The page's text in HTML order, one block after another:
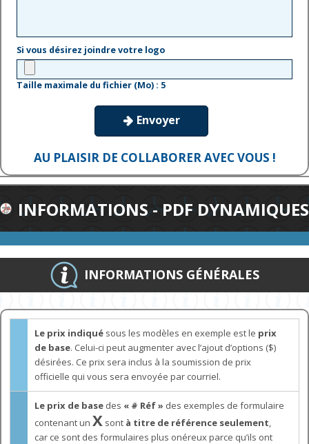
Si vous désirez joindre votre logo
Taille maximale du fichier (Mo) : 5
 Envoyer
AU PLAISIR DE COLLABORER AVEC VOUS !
INFORMATIONS - PDF DYNAMIQUES
INFORMATIONS GÉNÉRALES
Le prix indiqué sous les modèles en exemple est le prix
de base. Celui-ci peut augmenter avec l’ajout d’options ($)
désirées. Ce prix sera inclus à la soumission de prix
officielle qui vous sera envoyée par courriel.
Le prix de base des « # Réf » des exemples de formulaire
contenant un X sont à titre de référence seulement,
car ce sont des formulaires plus onéreux parce qu’ils ont